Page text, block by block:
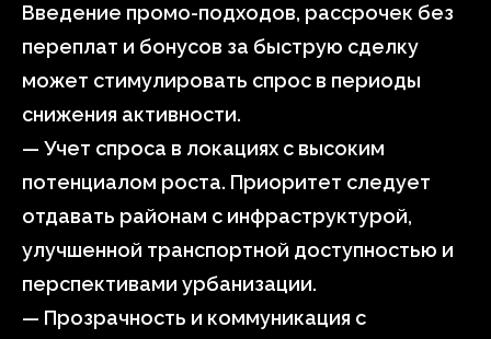
Введение промо-подходов, рассрочек без
переплат и бонусов за быструю сделку
может стимулировать спрос в периоды
снижения активности.
— Учет спроса в локациях с высоким
потенциалом роста. Приоритет следует
отдавать районам с инфраструктурой,
улучшенной транспортной доступностью и
перспективами урбанизации.
— Прозрачность и коммуникация с